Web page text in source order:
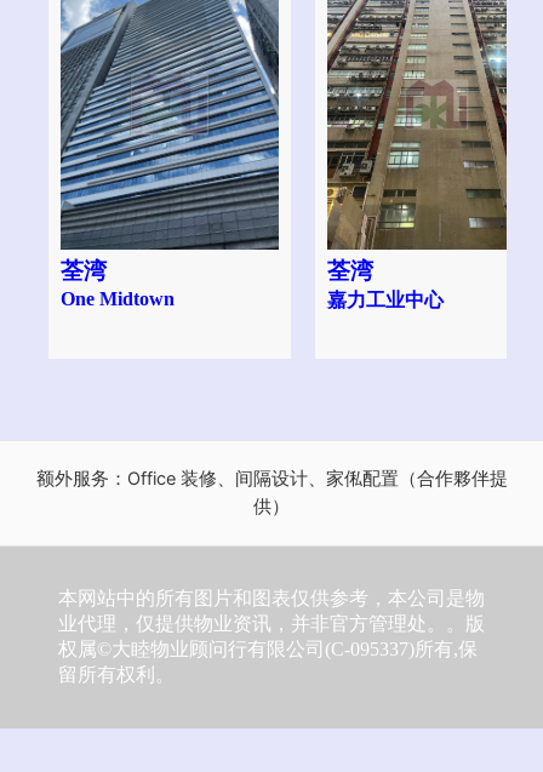
荃湾
One Midtown
荃湾
嘉力工业中心
额外服务：Office 装修、间隔设计、家俬配置（合作夥伴提
供）
本网站中的所有图片和图表仅供参考，本公司是物
业代理，仅提供物业资讯，并非官方管理处。。版
权属©大睦物业顾问行有限公司(C-095337)所有,保
留所有权利。